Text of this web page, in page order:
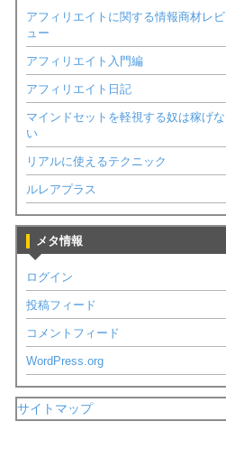
アフィリエイトに関する情報商材レビ
ュー
アフィリエイト入門編
アフィリエイト日記
マインドセットを軽視する奴は稼げな
い
リアルに使えるテクニック
ルレアプラス
メタ情報
ログイン
投稿フィード
コメントフィード
WordPress.org
サイトマップ